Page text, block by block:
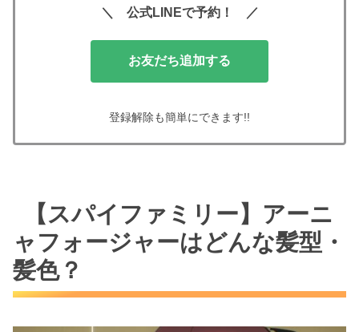
＼ 公式LINEで予約！ ／
お友だち追加する
登録解除も簡単にできます!!
【スパイファミリー】アーニ
ャフォージャーはどんな髪型・
髪色？